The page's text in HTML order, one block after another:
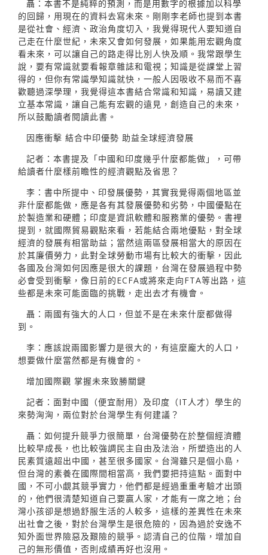
聶：本書不是純粹的預測，而是用數字的根據加以科學
的回歸，用現在的資料去寫未來。剛剛李老師也提到本書
是從社會、經濟、政治角度切入，我覺得現代人要知道自
己走在什麼世紀，未來又會如何發展，如果能用宏觀角度
看未來，可以讓自己的路走得比別人快及順。我常跟學生
說，要有常識就要看報章雜誌和電視；知識是從課堂上習
得的，但你有常識學知識就快，一般人因吸收不易而不喜
歡聽過深學理，我覺得這本書結合常識和知識，易讀又建
立基本常識，讓自己能有宏觀的遠見，創造自己的未來，
所以鼓勵讀者閱讀此書。
因應衝擊 結合中印優勢 助益全球經濟發展
記者：本書提及「中國和印度幾乎什麼都能做」，可帶
給讀者什麼樣前瞻性的經濟觀點及省思？
李：書中所提中、印發展優勢，其實我覺得兩個地區並
非什麼都能做，應是各有其發展優勢和劣勢，中國優點在
於製造業和硬體；印度是資訊軟體和服務業的優勢。書裡
提到，就國際貿易觀點來看，若能結合兩地優點，對全球
經濟的發展有相當助益；當然這兩區發展相當大的原因在
於其廉價勞力，此對全球勞動市場有比較大的衝擊，因此
各國及台灣如何因應是很大的課題，台灣在發展過程中勢
必會受到衝擊，像日前的ECFA或將來走向FTA等出路，這
些都是未來可能面臨的挑戰，走出去才有機會。
聶：兩國有強大的人口，但並不是在未來什麼都做得
到。
李：應該說兩國影響力是很大的，有這麼龐大的人口，
想要做什麼當然都是有機會的。
增加國際觀 掌握未來致勝關鍵
記者：面對中國（便宜耐用）及印度（IT人才）學生的
來勢洶洶，兩位對於台灣學生有何建議？
聶：如何提升競爭力很簡單，台灣優勢在於整個經濟體
比較早成長，也比較強調民主自由及法治，所塑造出的人
民素質遠超出中國，甚至很多國家。台灣雖只是個小島，
但台灣的素養在國際間相當高，我們要把持這點。面對中
國，不可小覷其競爭實力，他們都是經過重重考驗才出頭
的，他們很清楚知道自己要贏人家，才能有一席之地；台
灣小孩卻是想過舒服生活的人較多，這樣的差異性在未來
出社會之後，對於台灣學生是很危險的，因為過於安逸不
知外面世界險惡及艱險的競爭。認清自己的位階，增加自
己的無形價值，否則成績再好也沒用。